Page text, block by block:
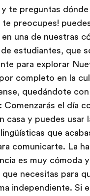
y te preguntas
te preocupes!
una de nuestras
estudiantes, que
para explorar
completo en la
quedándote con
Comenzarás el día
casa y puedes usar
que
comunicarte. La
es muy cómoda
necesitas para
independiente. Si